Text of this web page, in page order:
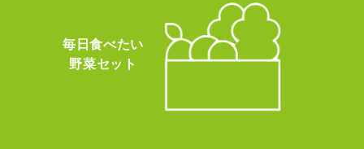
毎日食べたい
野菜セット